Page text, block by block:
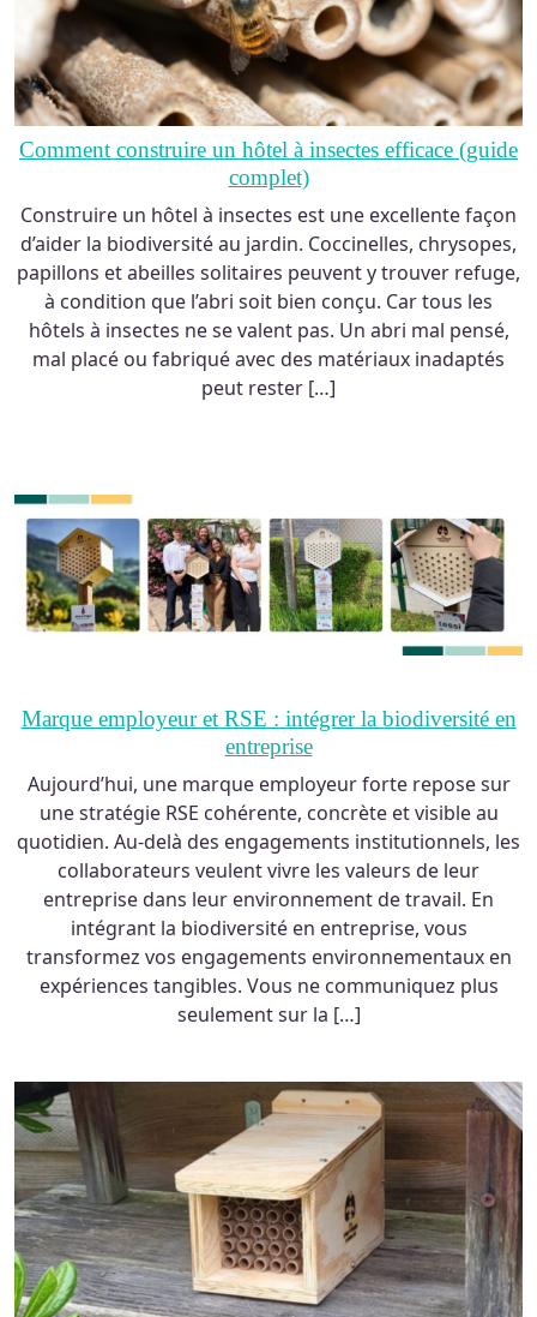
Comment construire un hôtel à insectes efficace (guide
complet)
Construire un hôtel à insectes est une excellente façon
d’aider la biodiversité au jardin. Coccinelles, chrysopes,
papillons et abeilles solitaires peuvent y trouver refuge,
à condition que l’abri soit bien conçu. Car tous les
hôtels à insectes ne se valent pas. Un abri mal pensé,
mal placé ou fabriqué avec des matériaux inadaptés
peut rester […]
Marque employeur et RSE : intégrer la biodiversité en
entreprise
Aujourd’hui, une marque employeur forte repose sur
une stratégie RSE cohérente, concrète et visible au
quotidien. Au-delà des engagements institutionnels, les
collaborateurs veulent vivre les valeurs de leur
entreprise dans leur environnement de travail. En
intégrant la biodiversité en entreprise, vous
transformez vos engagements environnementaux en
expériences tangibles. Vous ne communiquez plus
seulement sur la […]